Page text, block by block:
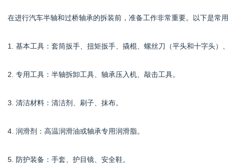
在进行汽车半轴和过桥轴承的拆装前，准备工作非常重要。以下是常
1. 基本工具：套筒扳手、扭矩扳手、撬棍、螺丝刀（平头和十字头）
2. 专用工具：半轴拆卸工具、轴承压入机、敲击工具。
3. 清洁材料：清洁剂、刷子、抹布。
4. 润滑剂：高温润滑油或轴承专用润滑脂。
5. 防护装备：手套、护目镜、安全鞋。